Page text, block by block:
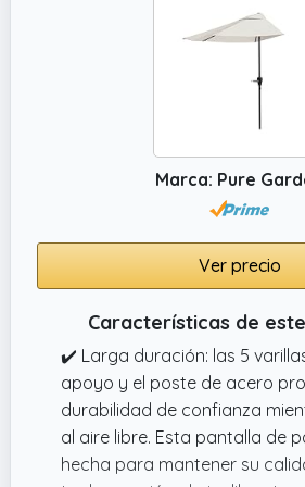
Marca: Pure
Ver precio
Características de
✔️ Larga duración: las 5
apoyo y el poste de acero
durabilidad de confianza
al aire libre. Esta pantalla de
hecha para mantener su